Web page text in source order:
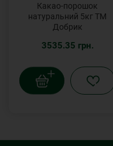
Какао-порошок
натуральний 5кг ТМ
Добрик
3535.35 грн.